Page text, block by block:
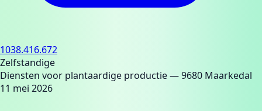
1038.416.672
Zelfstandige
Diensten voor plantaardige productie— 9680 Maarkedal
11 mei 2026